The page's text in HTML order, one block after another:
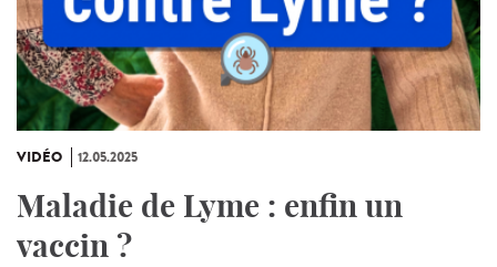
VIDÉO 12.05.2025
Maladie de Lyme : enfin un
vaccin ?